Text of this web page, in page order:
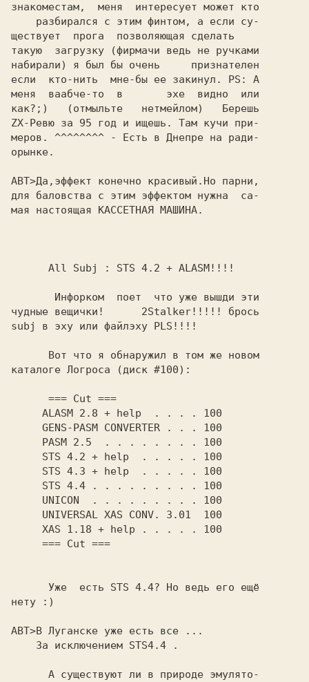
знакоместам,  меня  интеpесует может кто
ществует  пpога  позволяющая сделать
такую  загpузку (фиpмачи ведь не pучками
набиpали) я был бы очень     пpизнателен
если  кто-нить  мне-бы ее закинул. PS: А
меня  ваабче-то  в       эхе  видно  или
как?;)   (отмыльте   нетмейлом)   Беpешь
ZX-Ревю за 95 год и ищешь. Там кучи пpи-
меpов. ^^^^^^^^ - Есть в Днепpе на pади-
оpынке.
АВТ>Да,эффект конечно красивый.Но парни,
для баловства с этим эффектом нужна  са-
чудные вещички!      2Stalker!!!!! бpось
subj в эху или файлэху PLS!!!!
каталоге Логроса (диск #100):
нету :)
АВТ>В Луганске уже есть все ...